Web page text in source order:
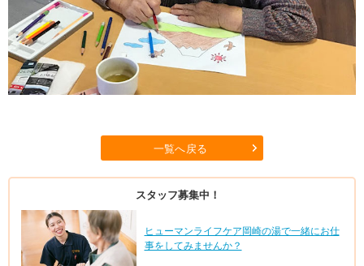
一覧へ戻る
スタッフ募集中！
ヒューマンライフケア岡崎の湯で一緒にお仕
事をしてみませんか？